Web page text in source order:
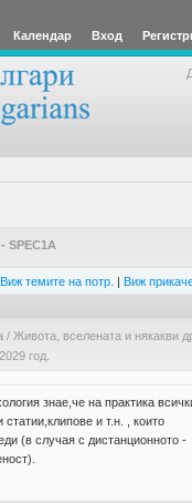
Календар Вход
Виж темите на потр. | Виж
/ Живота, вселената и някакви
год.
знае,че на практика
и т.н. , които
(в случая с дистанционното -